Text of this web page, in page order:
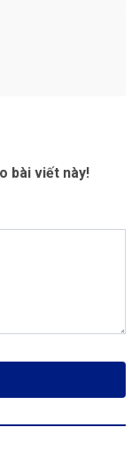
bài viết này!